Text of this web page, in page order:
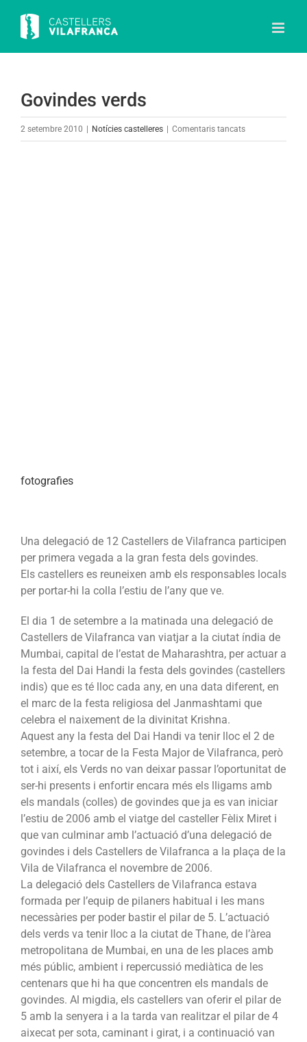
content
Govindes verds
2 setembre 2010 Notícies castelleres Comentaris tancatsa
fotografies
Una delegació de 12 Castellers de Vilafranca participen
per primera vegada a la gran festa dels govindes.
Els castellers es reuneixen amb els responsables locals
per portar-hi la colla l’estiu de l’any que ve.
El dia 1 de setembre a la matinada una delegació de
Castellers de Vilafranca van viatjar a la ciutat índia de
Mumbai, capital de l’estat de Maharashtra, per actuar a
la festa del Dai Handi la festa dels govindes (castellers
indis) que es té lloc cada any, en una data diferent, en
el marc de la festa religiosa del Janmashtami que
celebra el naixement de la divinitat Krishna.
Aquest any la festa del Dai Handi va tenir lloc el 2 de
setembre, a tocar de la Festa Major de Vilafranca, però
tot i així, els Verds no van deixar passar l’oportunitat de
ser-hi presents i enfortir encara més els lligams amb
els mandals (colles) de govindes que ja es van iniciar
l’estiu de 2006 amb el viatge del casteller Fèlix Miret i
que van culminar amb l’actuació d’una delegació de
govindes i dels Castellers de Vilafranca a la plaça de la
Vila de Vilafranca el novembre de 2006.
La delegació dels Castellers de Vilafranca estava
formada per l’equip de pilaners habitual i les mans
necessàries per poder bastir el pilar de 5. L’actuació
dels verds va tenir lloc a la ciutat de Thane, de l’àrea
metropolitana de Mumbai, en una de les places amb
més públic, ambient i repercussió mediàtica de les
centenars que hi ha que concentren els mandals de
govindes. Al migdia, els castellers van oferir el pilar de
5 amb la senyera i a la tarda van realitzar el pilar de 4
aixecat per sota, caminant i girat, i a continuació van